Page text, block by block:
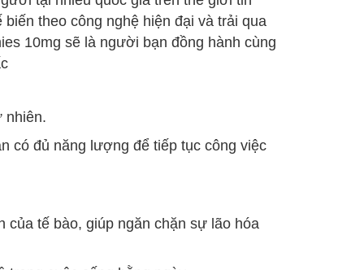
theo công nghệ hiện đại và trải qua
10mg sẽ là người bạn đồng hành cùng
nhiên.
có đủ năng lượng để tiếp tục công việc
của tế bào, giúp ngăn chặn sự lão hóa